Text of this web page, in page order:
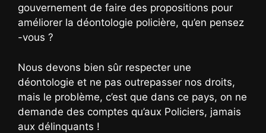
gouvernement de faire des propositions pour
améliorer la déontologie policière, qu’en pensez
-vous ?
Nous devons bien sûr respecter une
déontologie et ne pas outrepasser nos droits,
mais le problème, c’est que dans ce pays, on ne
demande des comptes qu’aux Policiers, jamais
aux délinquants !